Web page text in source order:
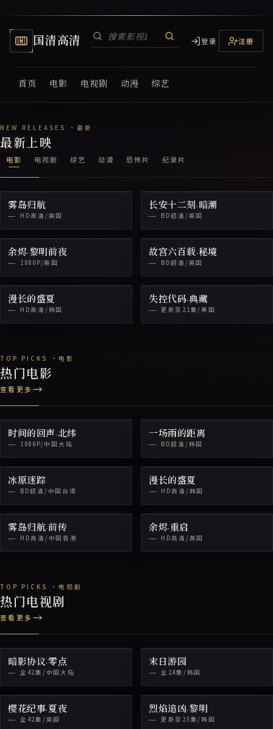
国清高清
首页 电影 电视剧 动漫 综艺
登录 注册
国清高清电视网
最新上映
电影 电视剧 综艺 动漫 恐怖片 纪录片
雾岛归航
HD高清/英国
长安十二刻·暗潮
BD超清/英国
余烬·黎明前夜
1080P/英国
故宫六百载·秘境
BD超清/英国
漫长的盛夏
HD高清/韩国
失控代码·典藏
更新至21集/美国
热门电影
查看更多
时间的回声·北纬
1080P/中国大陆
一场雨的距离
BD超清/韩国
冰原迷踪
BD超清/中国台湾
漫长的盛夏
HD高清/韩国
雾岛归航·前传
HD高清/中国香港
余烬·重启
HD高清/英国
热门电视剧
查看更多
暗影协议·零点
全42集/中国大陆
末日游园
全24集/韩国
樱花纪事·夏夜
全42集/英国
烈焰追凶·黎明
更新至25集/韩国